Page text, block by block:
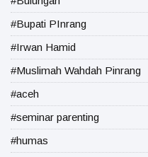
#Bupati PInrang
#Irwan Hamid
#Muslimah Wahdah Pinrang
#aceh
#seminar parenting
#humas